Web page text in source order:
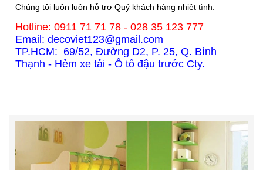
Chúng tôi luôn luôn hỗ trợ Quý khách hàng nhiệt tình.
Hotline: 0911 71 71 78 - 028 35 123 777
Email: decoviet123@gmail.com
TP.HCM: 69/52, Đường D2, P. 25, Q. Bình
Thạnh - Hẻm xe tải - Ô tô đậu trước Cty.